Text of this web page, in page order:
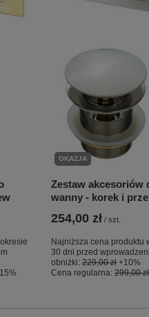
OKAZJA
Zestaw akcesoriów
wanny - korek i
254,00 zł / szt.
Najniższa cena produktu
30 dni przed
obniżki: 229,00 zł +10%
Cena regularna: 299,00 zł